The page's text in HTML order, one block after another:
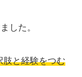
した。
肢と経験をつむ